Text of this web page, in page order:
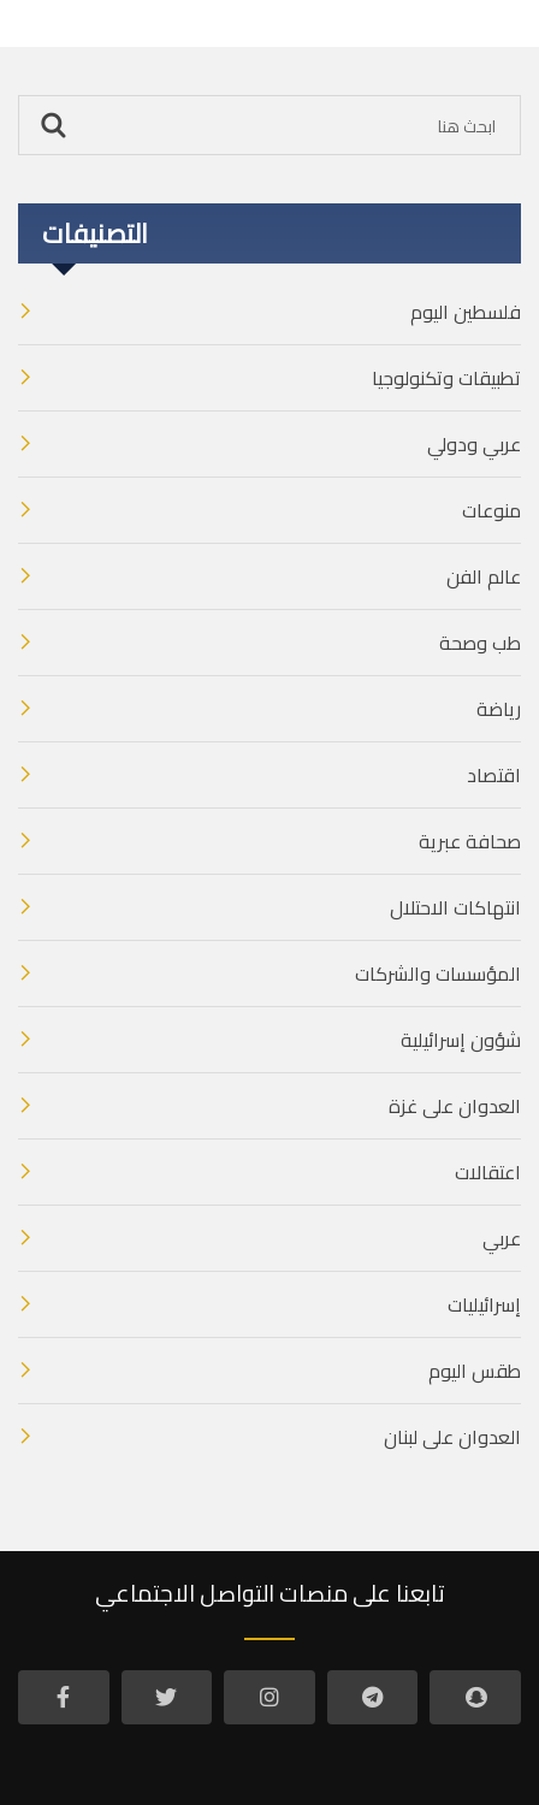
التصنيفات
فلسطين اليوم
تطبيقات وتكنولوجيا
عربي ودولي
منوعات
عالم الفن
طب وصحة
رياضة
اقتصاد
صحافة عبرية
انتهاكات الاحتلال
المؤسسات والشركات
شؤون إسرائيلية
العدوان على غزة
اعتقالات
عربي
إسرائيليات
طقس اليوم
العدوان على لبنان
تابعنا على منصات التواصل الاجتماعي